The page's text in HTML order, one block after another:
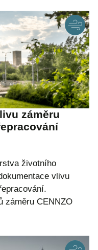
záměru
životního
vlivu
záměru CENNZO